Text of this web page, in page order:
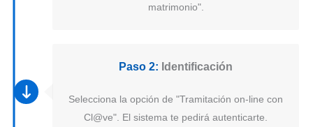
matrimonio".
Paso 2: Identificación
Selecciona la opción de "Tramitación on-line con
Cl@ve". El sistema te pedirá autenticarte.